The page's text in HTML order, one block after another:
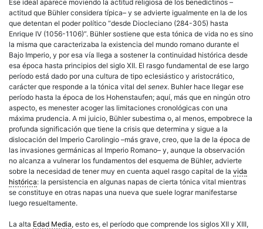
Ese ideal aparece moviendo la actitud religiosa de los benedictinos –
actitud que Bühler considera típica– y se advierte igualmente en la de los
que detentan el poder político “desde Diocleciano (284-305) hasta
Enrique IV (1056-1106)”. Bühler sostiene que esta tónica de vida no es sino
la misma que caracterizaba la existencia del mundo romano durante el
Bajo Imperio, y por esa vía llega a sostener la continuidad histórica desde
esa época hasta principios del siglo XII. El rasgo fundamental de ese largo
período está dado por una cultura de tipo eclesiástico y aristocrático,
carácter que responde a la tónica vital del senex. Buhler hace llegar ese
período hasta la época de los Hohenstaufen; aquí, más que en ningún otro
aspecto, es menester acoger las limitaciones cronológicas con una
máxima prudencia. A mi juicio, Bühler subestima o, al menos, empobrece la
profunda significación que tiene la crisis que determina y sigue a la
dislocación del Imperio Carolingio –más grave, creo, que la de la época de
las invasiones germánicas al Imperio Romano– y, aunque la observación
no alcanza a vulnerar los fundamentos del esquema de Bühler, advierte
sobre la necesidad de tener muy en cuenta aquel rasgo capital de la vida
histórica: la persistencia en algunas napas de cierta tónica vital mientras
se constituye en otras napas una nueva que suele lograr manifestarse
luego resueltamente.
La alta Edad Media, esto es, el período que comprende los siglos XII y XIII,